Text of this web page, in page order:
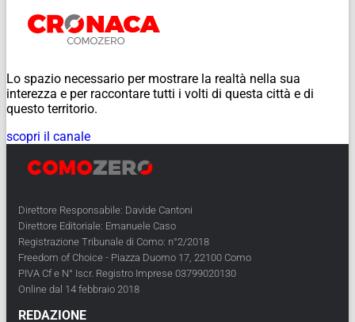
Lo spazio necessario per mostrare la realtà nella sua
interezza e per raccontare tutti i volti di questa città e di
questo territorio.
scopri il canale
Direttore Responsabile: Davide Cantoni
Direttore Editoriale: Emanuele Caso
Registrazione Tribunale di Como: n°2/2018
Freedom of Choice - Piazza Duomo 17, 22100 Como
PIVA Cf e N° Iscr. Registro Imprese 03799020130
Online dal 14 febbraio 2018
REDAZIONE